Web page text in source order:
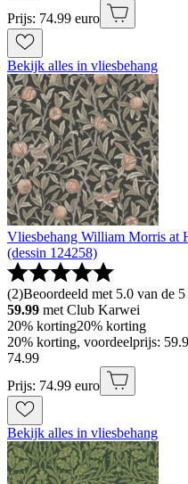
Prijs: 74.99 euro
Bekijk alles in vliesbehang
Vliesbehang William Morris at
(dessin 124258)
(2)Beoordeeld met 5.0 van de
59.99 met Club Karwei
20% korting20% korting
20% korting, voordeelprijs:
74.99
Prijs: 74.99 euro
Bekijk alles in vliesbehang